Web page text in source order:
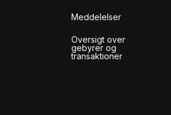
Meddelelser
Oversigt over
gebyrer og
transaktioner